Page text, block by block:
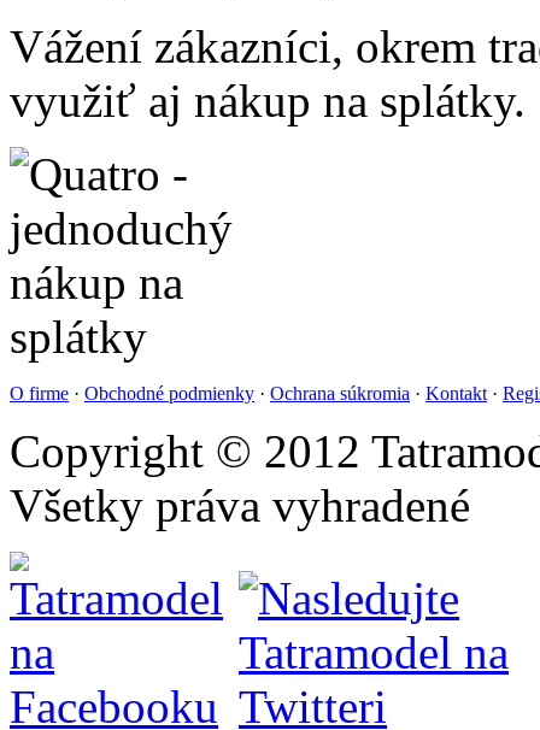
Vážení zákazníci, okrem
využiť aj nákup na splátky.
O firme · Obchodné podmienky · Ochrana súkromia · Kontakt ·
Copyright © 2012
Všetky práva vyhradené